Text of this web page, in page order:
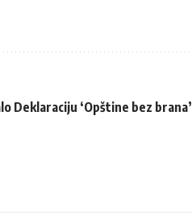
Deklaraciju ‘Opštine bez brana’